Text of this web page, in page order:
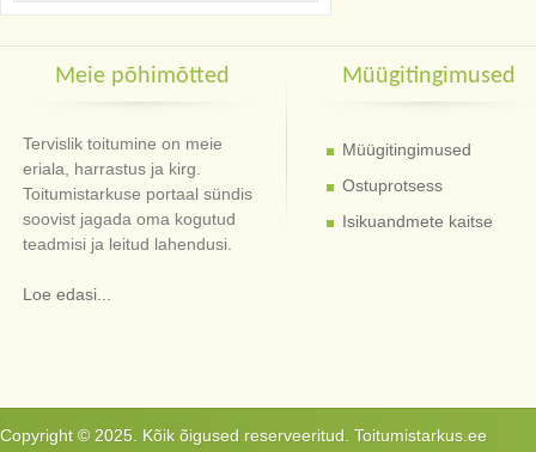
Meie põhimõtted
Tervislik toitumine on meie
eriala, harrastus ja kirg.
Toitumistarkuse portaal sündis
soovist jagada oma kogutud
teadmisi ja leitud lahendusi.
Loe edasi...
Müügitingimused
Müügitingimused
Ostuprotsess
Isikuandmete kaitse
Copyright © 2025. Kõik õigused reserveeritud. Toitumistarkus.ee